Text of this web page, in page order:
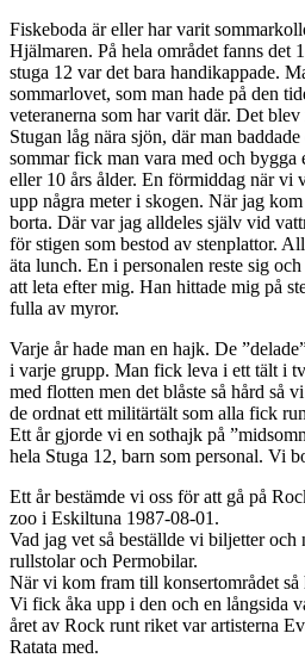
Fiskeboda är eller har varit
Hjälmaren. På hela området fanns det
stuga 12 var det bara handikappade.
sommarlovet, som man hade på den
veteranerna som har varit där. Det
Stugan låg nära sjön, där man
sommar fick man vara med och bygga
eller 10 års ålder. En förmiddag när vi
upp några meter i skogen. När jag
borta. Där var jag alldeles själv vid
för stigen som bestod av stenplattor.
äta lunch. En i personalen reste sig
att leta efter mig. Han hittade mig på
fulla av myror.
Varje år hade man en hajk. De
i varje grupp. Man fick leva i ett tält i
med flotten men det blåste så hård så
de ordnat ett militärtält som alla fick
Ett år gjorde vi en sothajk på
hela Stuga 12, barn som personal. Vi
Ett år bestämde vi oss för att gå på
zoo i Eskiltuna 1987-08-01.
Vad jag vet så beställde vi biljetter och
rullstolar och Permobilar.
När vi kom fram till konsertområdet så
Vi fick åka upp i den och en långsida
året av Rock runt riket var artisterna
Ratata med.